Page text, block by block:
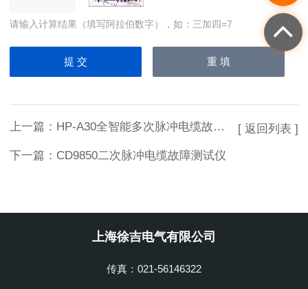
请输入计算结果（填写阿拉伯数字），如：三加四=7
上一篇： HP-A30全智能多次脉冲电缆故障测试仪
下一篇： CD9850二次脉冲电缆故障测试仪
[ 返回列表 ]
上海徐吉电气有限公司
传真：021-56146322